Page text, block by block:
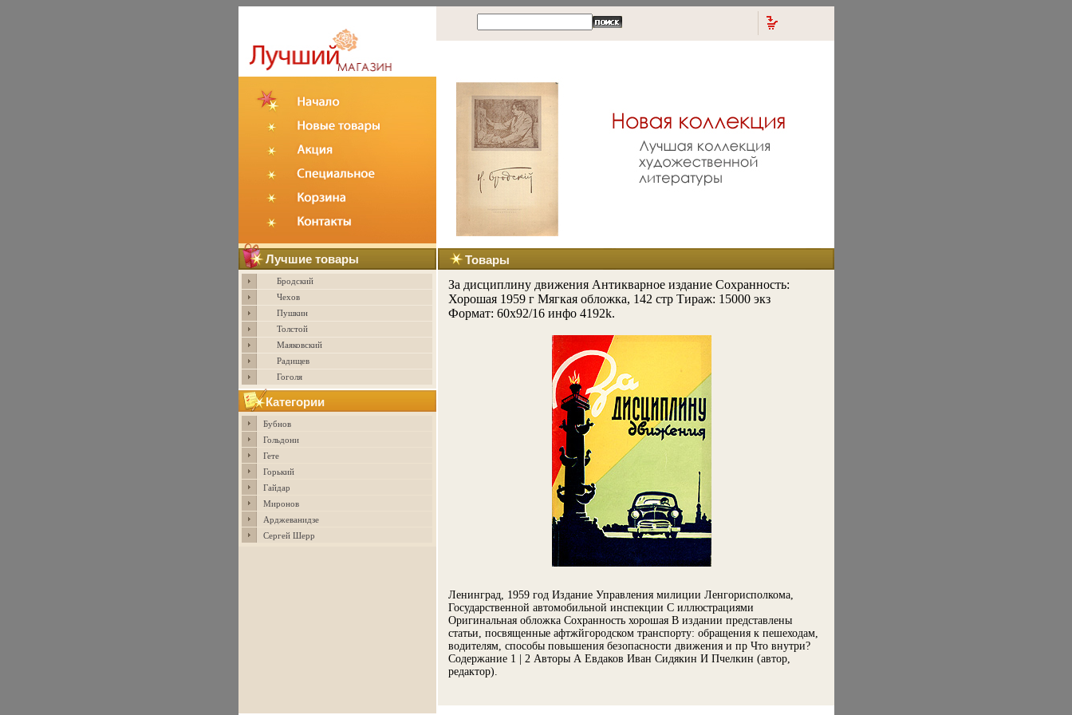
Лучшие товары
Бродский
Чехов
Пушкин
Толстой
Маяковский
Радищев
Гоголя
Категории
Бубнов
Гольдони
Гете
Горький
Гайдар
Миронов
Арджеванидзе
Сергей Шерр
Товары
За дисциплину движения Антикварное издание Сохранность:
Хорошая 1959 г Мягкая обложка, 142 стр Тираж: 15000 экз
Формат: 60x92/16 инфо 4192k.
Ленинград, 1959 год Издание Управления милиции Ленгорисполкома,
Государственной автомобильной инспекции С иллюстрациями
Оригинальная обложка Сохранность хорошая В издании представлены
статьи, посвященные афтжйгородском транспорту: обращения к пешеходам,
водителям, способы повышения безопасности движения и пр Что внутри?
Содержание 1 | 2 Авторы А Евдаков Иван Сидякин И Пчелкин (автор,
редактор).